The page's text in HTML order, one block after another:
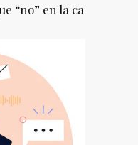
“no” en la cara